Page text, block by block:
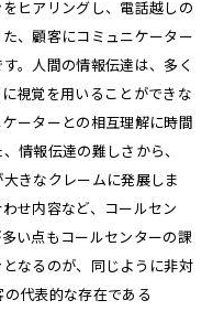
ヒアリングし、電話越しの
、顧客にコミュニケーター
。人間の情報伝達は、多く
視覚を用いることができな
ーターとの相互理解に時間
情報伝達の難しさから、
きなクレームに発展しま
せ内容など、コールセン
い点もコールセンターの課
なるのが、同じように非対
代表的な存在である